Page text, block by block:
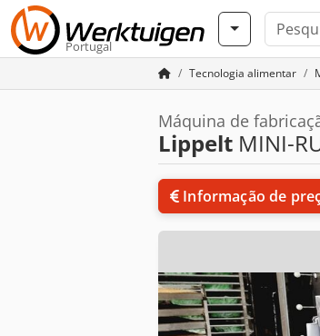
Portugal
Tecnologia alimentar
Máquina de
Lippelt MINI-
Informação de